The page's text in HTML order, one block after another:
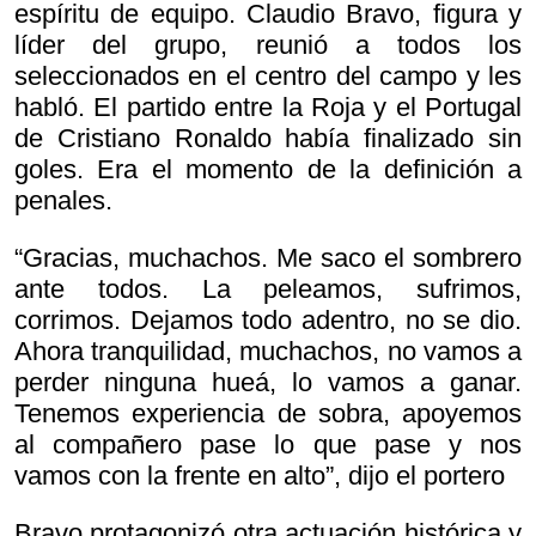
espíritu de equipo. Claudio Bravo, figura y
líder del grupo, reunió a todos los
seleccionados en el centro del campo y les
habló. El partido entre la Roja y el Portugal
de Cristiano Ronaldo había finalizado sin
goles. Era el momento de la definición a
penales.
“Gracias, muchachos. Me saco el sombrero
ante todos. La peleamos, sufrimos,
corrimos. Dejamos todo adentro, no se dio.
Ahora tranquilidad, muchachos, no vamos a
perder ninguna hueá, lo vamos a ganar.
Tenemos experiencia de sobra, apoyemos
al compañero pase lo que pase y nos
vamos con la frente en alto”, dijo el portero